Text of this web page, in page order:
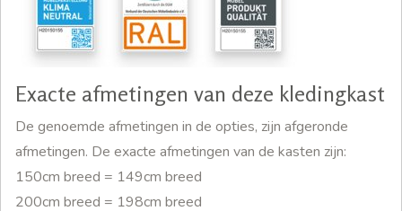
Exacte afmetingen van deze kledingkast
De genoemde afmetingen in de opties, zijn afgeronde
afmetingen. De exacte afmetingen van de kasten zijn:
150cm breed = 149cm breed
200cm breed = 198cm breed